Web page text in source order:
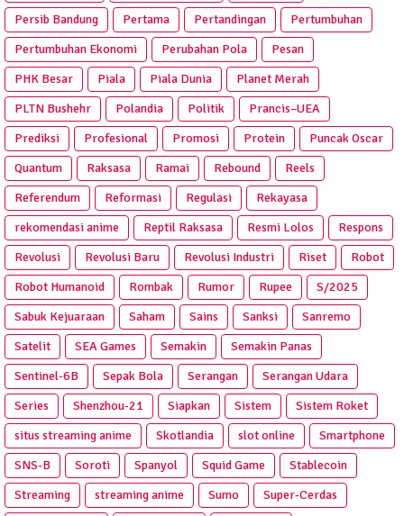
Persib Bandung
Pertama Pertandingan
Pertumbuhan
Pertumbuhan Ekonomi
Perubahan Pola
Pesan
PHK Besar
Piala Piala Dunia
Planet Merah
PLTN Bushehr
Polandia Politik
Prancis–UEA
Prediksi
Profesional Promosi Protein
Puncak Oscar
Quantum
Raksasa Ramai Rebound
Reels
Referendum
Reformasi Regulasi
Rekayasa
rekomendasi anime
Reptil Raksasa Resmi Lolos
Respons
Revolusi
Revolusi Baru Revolusi Industri Riset
Robot
Robot Humanoid
Rombak Rumor Rupee
S/2025
Sabuk Kejuaraan
Saham Sains Sanksi
Sanremo
Satelit
SEA Games Semakin
Semakin Panas
Sentinel-6B
Sepak Bola Serangan
Serangan Udara
Series
Shenzhou-21 Siapkan Sistem
Sistem Roket
situs streaming anime
Skotlandia slot online
Smartphone
SNS-B
Soroti Spanyol Squid Game
Stablecoin
Streaming
streaming anime Sumo
Super-Cerdas